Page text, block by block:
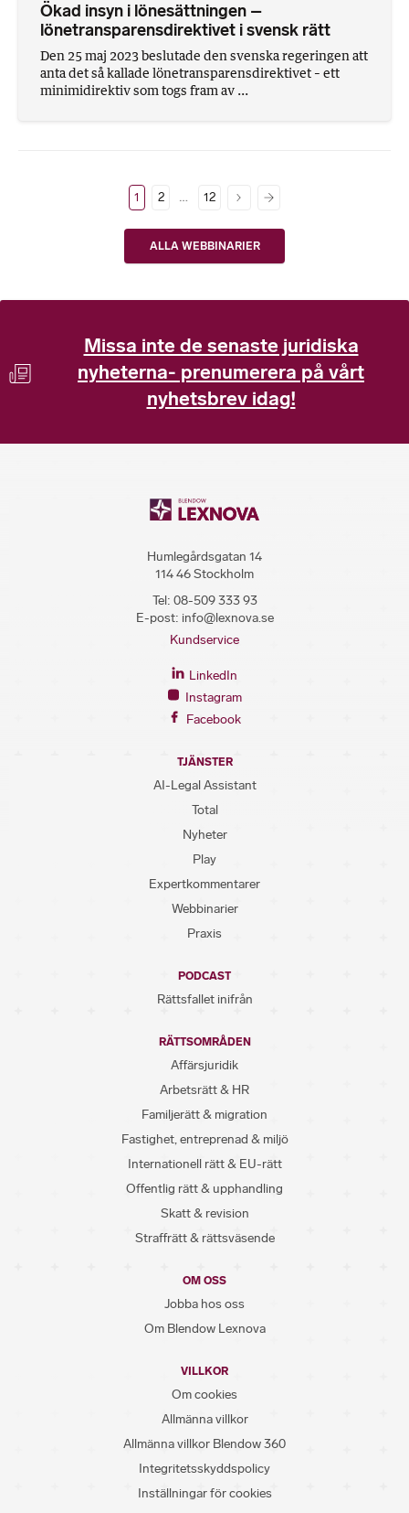
Ökad insyn i lönesättningen –
lönetransparensdirektivet i svensk rätt
Den 25 maj 2023 beslutade den svenska regeringen att
anta det så kallade lönetransparensdirektivet – ett
minimidirektiv som togs fram av ...
1 2 … 12
ALLA WEBBINARIER
Missa inte de senaste juridiska
nyheterna- prenumerera på vårt
nyhetsbrev idag!
Humlegårdsgatan 14
114 46 Stockholm
Tel: 08-509 333 93
E-post: info@lexnova.se
Kundservice
LinkedIn
Instagram
Facebook
TJÄNSTER
AI-Legal Assistant
Total
Nyheter
Play
Expertkommentarer
Webbinarier
Praxis
PODCAST
Rättsfallet inifrån
RÄTTSOMRÅDEN
Affärsjuridik
Arbetsrätt & HR
Familjerätt & migration
Fastighet, entreprenad & miljö
Internationell rätt & EU-rätt
Offentlig rätt & upphandling
Skatt & revision
Straffrätt & rättsväsende
OM OSS
Jobba hos oss
Om Blendow Lexnova
VILLKOR
Om cookies
Allmänna villkor
Allmänna villkor Blendow 360
Integritetsskyddspolicy
Inställningar för cookies